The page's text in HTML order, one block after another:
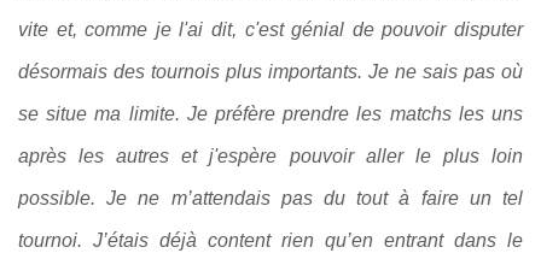
vite et, comme je l'ai dit, c'est génial de pouvoir disputer
désormais des tournois plus importants. Je ne sais pas où
se situe ma limite. Je préfère prendre les matchs les uns
après les autres et j'espère pouvoir aller le plus loin
possible. Je ne m’attendais pas du tout à faire un tel
tournoi. J’étais déjà content rien qu’en entrant dans le